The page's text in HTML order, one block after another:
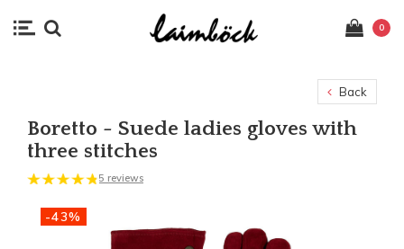
0
Back
Boretto - Suede ladies gloves with
three stitches
5 reviews
-43%